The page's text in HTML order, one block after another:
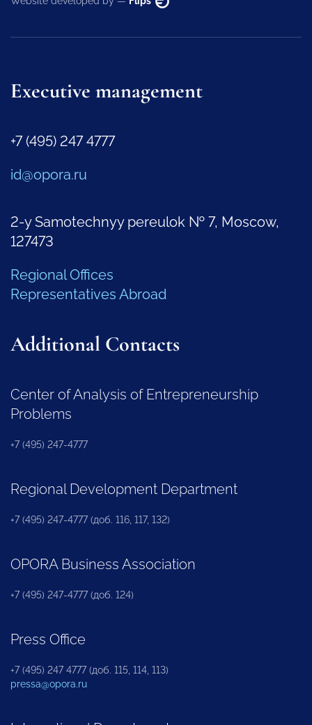
Executive management
+7 (495) 247 4777
id@opora.ru
2-y Samotechnyy pereulok № 7, Moscow,
127473
Regional Offices
Representatives Abroad
Additional Contacts
Center of Analysis of Entrepreneurship
Problems
+7 (495) 247-4777
Regional Development Department
+7 (495) 247-4777 (доб. 116, 117, 132)
OPORA Business Association
+7 (495) 247-4777 (доб. 124)
Press Office
+7 (495) 247 4777 (доб. 115, 114, 113)
pressa@opora.ru